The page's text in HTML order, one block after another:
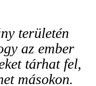
területén
az ember
tárhat fel,
másokon.